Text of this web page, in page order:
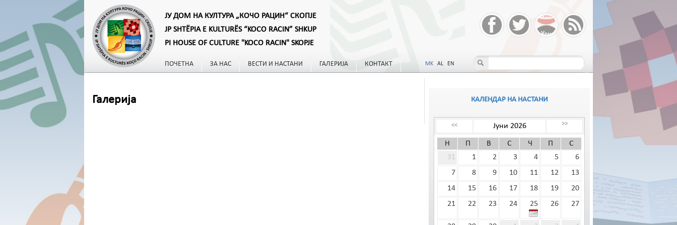
ЈУ ДОМ НА КУЛТУРА „КОЧО РАЦИН“ СКОПЈЕ
JP SHTËPIA E KULTURËS “KOCO RACIN” SHKUP
PI HOUSE OF CULTURE "KOCO RACIN" SKOPJE
ПОЧЕТНА ЗА НАС ВЕСТИ И НАСТАНИ ГАЛЕРИЈА КОНТАКТ MK AL EN
Галерија КАЛЕНДАР НА НАСТАНИ
<< Јуни 2026 >>
Н П В С Ч П
С
31
1 2 3 4 5
6
7
8 9 10 11 12
13
14
15 16 17 18 19
20
21
22 23 24 25 26 27